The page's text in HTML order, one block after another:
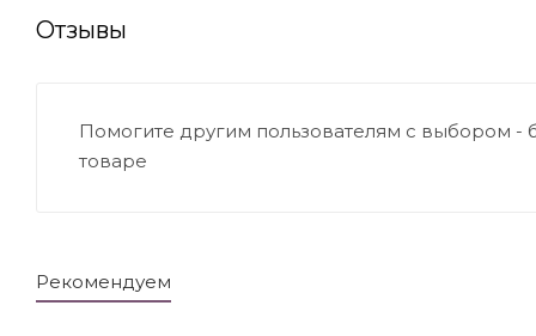
Отзывы
Помогите другим пользователям с выбором -
товаре
Рекомендуем